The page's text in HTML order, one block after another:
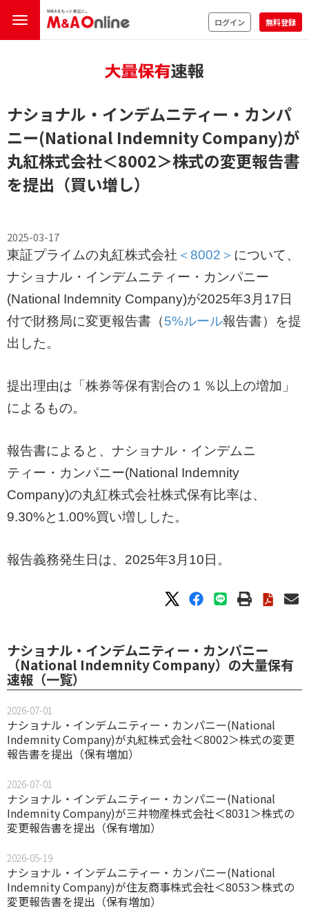
ログイン 無料登録
ナショナル・インデムニティー・カンパ
ニー(National Indemnity Company)が
丸紅株式会社＜8002＞株式の変更報告書
を提出（買い増し）
2025-03-17
東証プライムの丸紅株式会社 ＜8002＞ について、
ナショナル・インデムニティー・カンパニー
(National Indemnity Company)が2025年3月17日
付で財務局に変更報告書（5%ルール報告書）を提
出した。
提出理由は「株券等保有割合の１％以上の増加」
によるもの。
報告書によると、ナショナル・インデムニ
ティー・カンパニー(National Indemnity
Company)の丸紅株式会社株式保有比率は、
9.30%と1.00%買い増しした。
報告義務発生日は、2025年3月10日。
ナショナル・インデムニティー・カンパニー
（National Indemnity Company）の大量保有
速報（一覧）
2026-07-01
ナショナル・インデムニティー・カンパニー(National
Indemnity Company)が丸紅株式会社＜8002＞株式の変更
報告書を提出（保有増加）
2026-07-01
ナショナル・インデムニティー・カンパニー(National
Indemnity Company)が三井物産株式会社＜8031＞株式の
変更報告書を提出（保有増加）
2026-05-19
ナショナル・インデムニティー・カンパニー(National
Indemnity Company)が住友商事株式会社＜8053＞株式の
変更報告書を提出（保有増加）